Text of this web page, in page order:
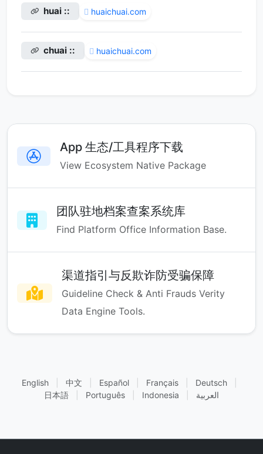
huai :: huaichuai.com
chuai :: huaichuai.com
App 生态/工具程序下载
View Ecosystem Native Package
团队驻地档案查案系统库
Find Platform Office Information Base.
渠道指引与反欺诈防受骗保障
Guideline Check & Anti Frauds Verity
Data Engine Tools.
English 中文 Español Français Deutsch
日本語
Português Indonesia العربية